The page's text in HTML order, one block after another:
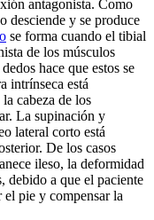
antagonista. Como
desciende y se produce
se forma cuando el tibial
de los músculos
hace que estos se
intrínseca está
cabeza de los
La supinación y
lateral corto está
De los casos
ileso, la deformidad
debido a que el paciente
pie y compensar la